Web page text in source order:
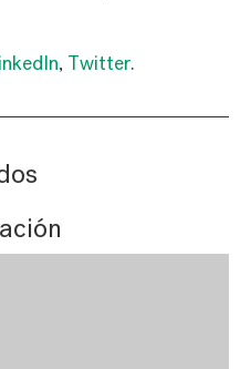
, Twitter.